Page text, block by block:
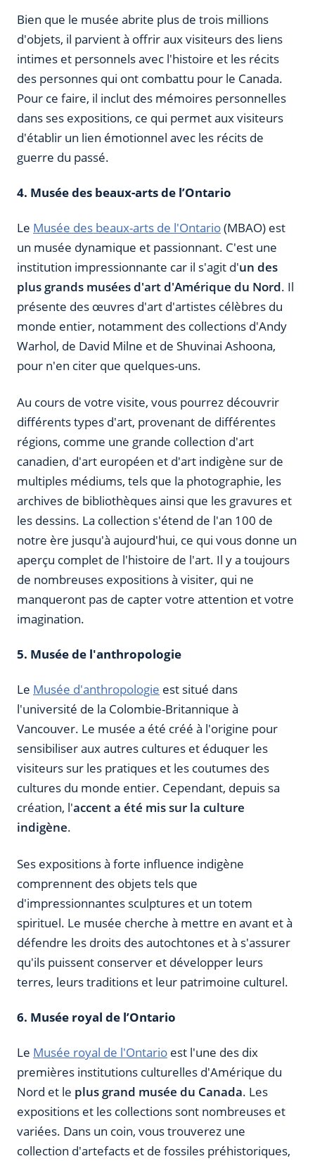
Bien que le musée abrite plus de trois millions
d'objets, il parvient à offrir aux visiteurs des liens
intimes et personnels avec l'histoire et les récits
des personnes qui ont combattu pour le Canada.
Pour ce faire, il inclut des mémoires personnelles
dans ses expositions, ce qui permet aux visiteurs
d'établir un lien émotionnel avec les récits de
guerre du passé.
4. Musée des beaux-arts de l’Ontario
Le Musée des beaux-arts de l'Ontario(MBAO) est
un musée dynamique et passionnant. C'est une
institution impressionnante car il s'agit d'un des
plus grands musées d'art d'Amérique du Nord. Il
présente des œuvres d'art d'artistes célèbres du
monde entier, notamment des collections d'Andy
Warhol, de David Milne et de Shuvinai Ashoona,
pour n'en citer que quelques-uns.
Au cours de votre visite, vous pourrez découvrir
différents types d'art, provenant de différentes
régions, comme une grande collection d'art
canadien, d'art européen et d'art indigène sur de
multiples médiums, tels que la photographie, les
archives de bibliothèques ainsi que les gravures et
les dessins. La collection s'étend de l'an 100 de
notre ère jusqu'à aujourd'hui, ce qui vous donne un
aperçu complet de l'histoire de l'art. Il y a toujours
de nombreuses expositions à visiter, qui ne
manqueront pas de capter votre attention et votre
imagination.
5. Musée de l'anthropologie
Le Musée d'anthropologie est situé dans
l'université de la Colombie-Britannique à
Vancouver. Le musée a été créé à l'origine pour
sensibiliser aux autres cultures et éduquer les
visiteurs sur les pratiques et les coutumes des
cultures du monde entier. Cependant, depuis sa
création, l'accent a été mis sur la culture
indigène.
Ses expositions à forte influence indigène
comprennent des objets tels que
d'impressionnantes sculptures et un totem
spirituel. Le musée cherche à mettre en avant et à
défendre les droits des autochtones et à s'assurer
qu'ils puissent conserver et développer leurs
terres, leurs traditions et leur patrimoine culturel.
6. Musée royal de l’Ontario
Le Musée royal de l'Ontario est l'une des dix
premières institutions culturelles d'Amérique du
Nord et le plus grand musée du Canada. Les
expositions et les collections sont nombreuses et
variées. Dans un coin, vous trouverez une
collection d'artefacts et de fossiles préhistoriques,